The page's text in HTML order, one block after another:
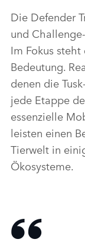
Die Defender
und
Im Fokus
Bedeutung.
denen die
jede Etappe
essenzielle
leisten einen
Tierwelt in
Ökosysteme.